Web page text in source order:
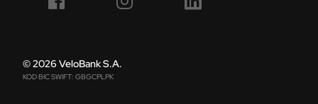
© 2026 VeloBank S.A.
KOD BIC SWIFT: GBGCPLPK